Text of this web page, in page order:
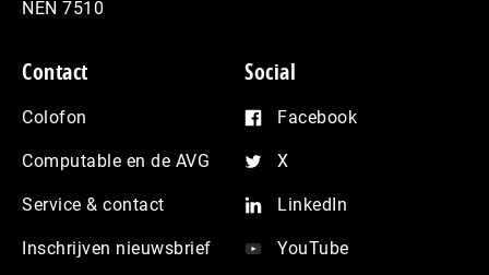
NEN 7510
Contact
Colofon
Computable en de AVG
Service & contact
Inschrijven nieuwsbrief
Social
Facebook
X
LinkedIn
YouTube